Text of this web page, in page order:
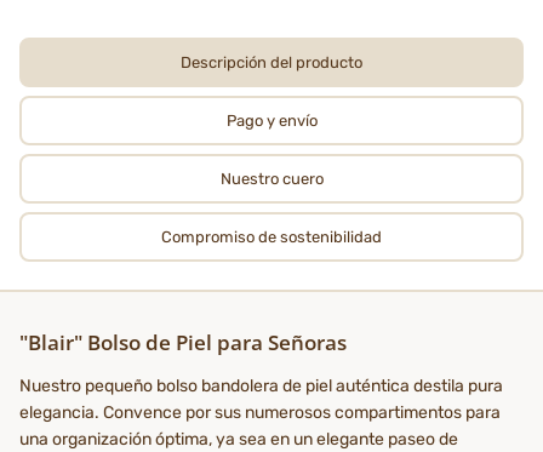
Descripción del producto
Pago y envío
Nuestro cuero
Compromiso de sostenibilidad
"Blair" Bolso de Piel para Señoras
Nuestro pequeño bolso bandolera de piel auténtica destila pura
elegancia. Convence por sus numerosos compartimentos para
una organización óptima, ya sea en un elegante paseo de